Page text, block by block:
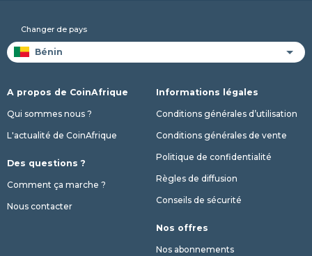
Changer de pays
A propos de CoinAfrique
Qui sommes nous ?
L'actualité de CoinAfrique
Des questions ?
Comment ça marche ?
Nous contacter
Informations légales
Conditions générales d’utilisation
Conditions générales de vente
Politique de confidentialité
Règles de diffusion
Conseils de sécurité
Nos offres
Nos abonnements